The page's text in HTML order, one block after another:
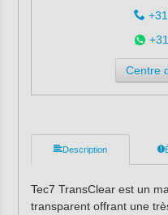
Centre
Description
Tec7 TransClear est un
transparent offrant une